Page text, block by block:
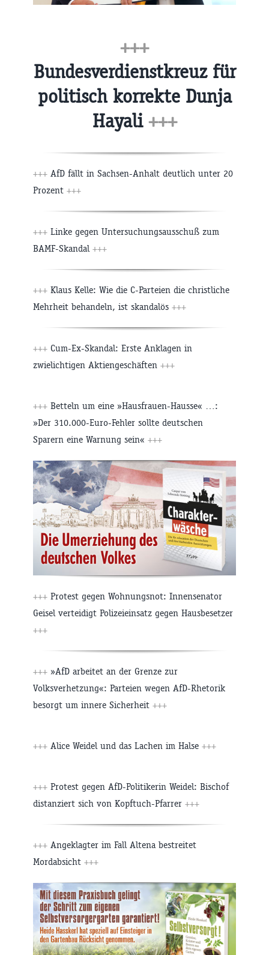
+++
Bundesverdienstkreuz für
politisch korrekte Dunja
Hayali +++
+++ AfD fällt in Sachsen-Anhalt deutlich unter 20
Prozent +++
+++ Linke gegen Untersuchungsausschuß zum
BAMF-Skandal +++
+++ Klaus Kelle: Wie die C-Parteien die christliche
Mehrheit behandeln, ist skandalös +++
+++ Cum-Ex-Skandal: Erste Anklagen in
zwielichtigen Aktiengeschäften +++
+++ Betteln um eine »Hausfrauen-Hausse« …:
»Der 310.000-Euro-Fehler sollte deutschen
Sparern eine Warnung sein« +++
+++ Protest gegen Wohnungsnot: Innensenator
Geisel verteidigt Polizeieinsatz gegen Hausbesetzer
+++
+++ »AfD arbeitet an der Grenze zur
Volksverhetzung«: Parteien wegen AfD-Rhetorik
besorgt um innere Sicherheit +++
+++ Alice Weidel und das Lachen im Halse +++
+++ Protest gegen AfD-Politikerin Weidel: Bischof
distanziert sich von Kopftuch-Pfarrer +++
+++ Angeklagter im Fall Altena bestreitet
Mordabsicht +++